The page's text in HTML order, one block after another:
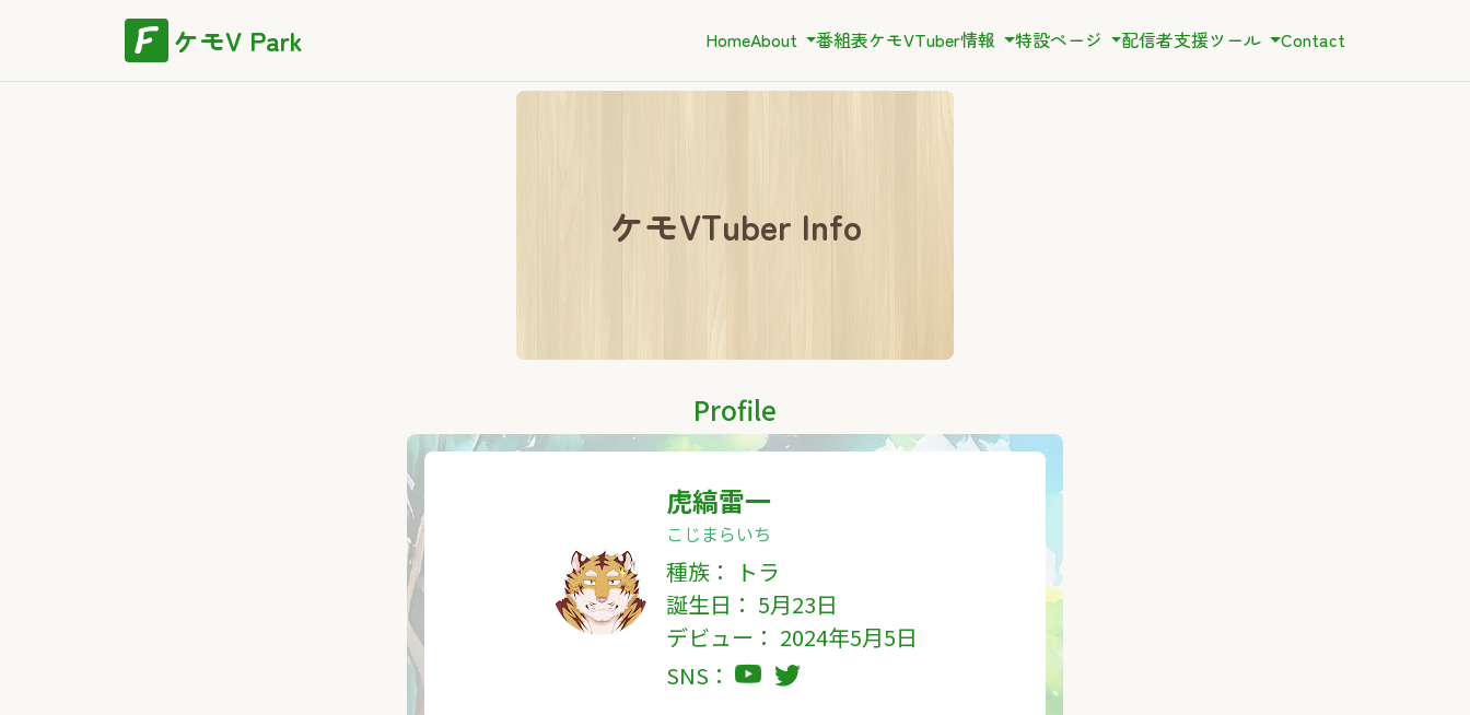
ケモV Park HomeAbout 番組表ケモVTuber情報 特設ページ 配信者支援ツール Contact
ケモVTuber Info
Profile
虎縞雷一
こじまらいち
種族：
トラ
誕生日： 5月23日
デビュー： 2024年5月5日
SNS：